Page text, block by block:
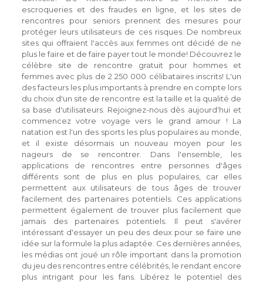
escroqueries et des fraudes en ligne, et les sites de
rencontres pour seniors prennent des mesures pour
protéger leurs utilisateurs de ces risques. De nombreux
sites qui offraient l'accès aux femmes ont décidé de ne
plus le faire et de faire payer tout le monde! Découvrez le
célèbre site de rencontre gratuit pour hommes et
femmes avec plus de 2 250 000 célibataires inscrits! L'un
des facteurs les plus importants à prendre en compte lors
du choix d'un site de rencontre est la taille et la qualité de
sa base d'utilisateurs. Rejoignez-nous dès aujourd'hui et
commencez votre voyage vers le grand amour ! La
natation est l'un des sports les plus populaires au monde,
et il existe désormais un nouveau moyen pour les
nageurs de se rencontrer. Dans l'ensemble, les
applications de rencontres entre personnes d'âges
différents sont de plus en plus populaires, car elles
permettent aux utilisateurs de tous âges de trouver
facilement des partenaires potentiels. Ces applications
permettent également de trouver plus facilement que
jamais des partenaires potentiels. Il peut s'avérer
intéressant d'essayer un peu des deux pour se faire une
idée sur la formule la plus adaptée. Ces dernières années,
les médias ont joué un rôle important dans la promotion
du jeu des rencontres entre célébrités, le rendant encore
plus intrigant pour les fans. Libérez le potentiel des